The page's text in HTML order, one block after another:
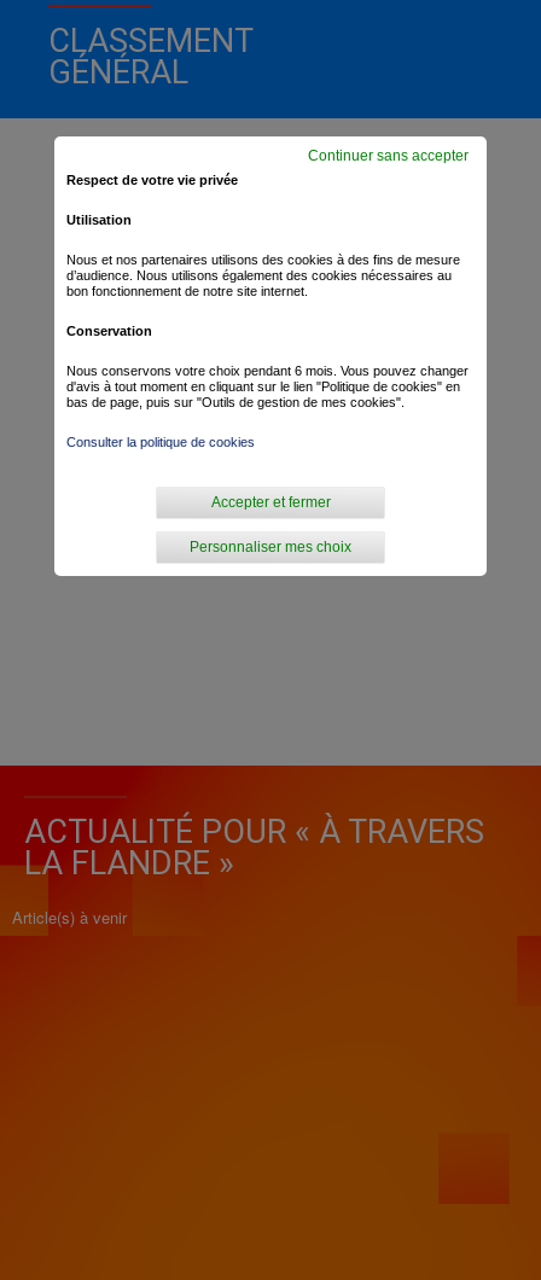
CLASSEMENT
GÉNÉRAL
ACTUALITÉ POUR « À TRAVERS
LA FLANDRE »
Article(s) à venir
Respect de votre vie privée
Utilisation
Nous et nos partenaires utilisons des cookies à des fins de mesure
d’audience. Nous utilisons également des cookies nécessaires au
bon fonctionnement de notre site internet.
Conservation
Nous conservons votre choix pendant 6 mois. Vous pouvez changer
d'avis à tout moment en cliquant sur le lien "Politique de cookies" en
bas de page, puis sur "Outils de gestion de mes cookies".
Consulter la politique de cookies
Personnaliser mes choix
Accepter et fermer
Continuer sans accepter